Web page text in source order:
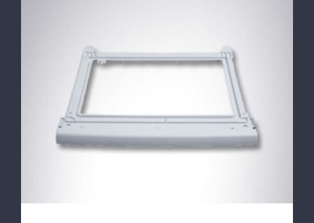
Παρελκόμενα & Αξεσουάρ